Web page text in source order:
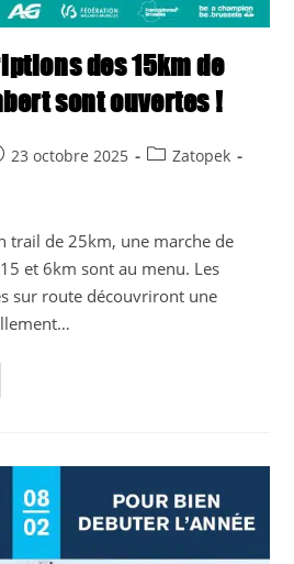
des 15km de
sont ouvertes !
23 octobre 2025
PostZatopek
trail de 25km, une marche de
et 6km sont au menu. Les
sur route découvriront une